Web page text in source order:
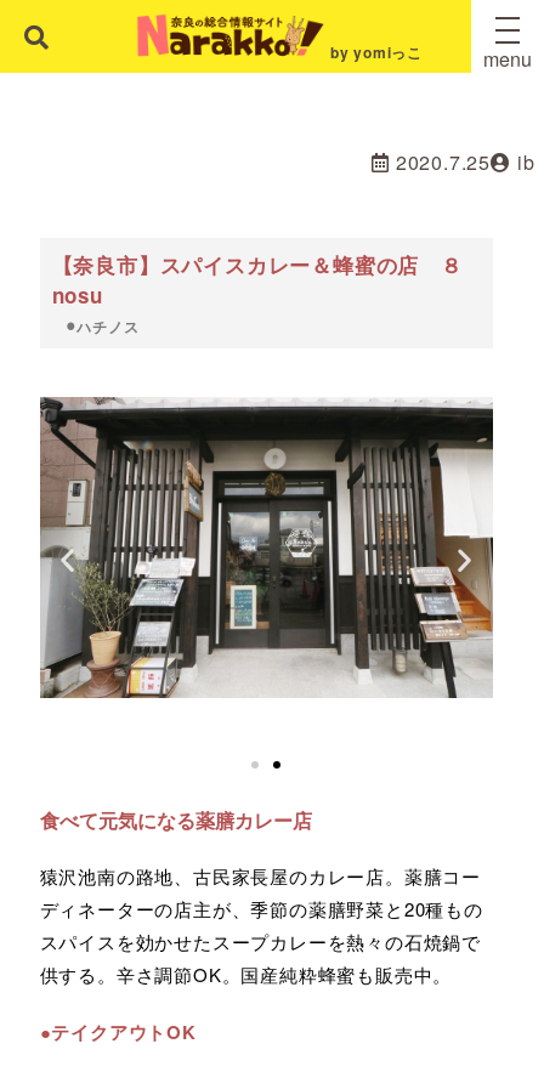
by yomiっこ menu
2020.7.25 ib
【奈良市】スパイスカレー＆蜂蜜の店 ８
nosu
⚫︎ハチノス
食べて元気になる薬膳カレー店
猿沢池南の路地、古民家長屋のカレー店。薬膳コー
ディネーターの店主が、季節の薬膳野菜と20種もの
スパイスを効かせたスープカレーを熱々の石焼鍋で
供する。辛さ調節OK。国産純粋蜂蜜も販売中。
●テイクアウトOK